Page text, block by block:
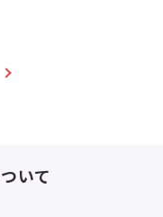
いて